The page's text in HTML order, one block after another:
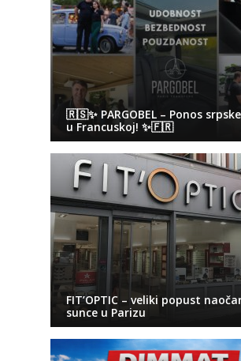
🇷🇸✨ PARGOBEL – Ponos
u Francuskoj! ✨🇫🇷
FIT’OPTIC – veliki popust
sunce u Parizu